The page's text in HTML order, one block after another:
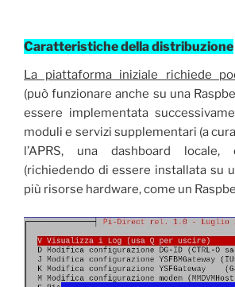
Caratteristiche della distribuzione
La piattaforma iniziale richiede
(può funzionare anche su una
essere implementata
moduli e servizi supplementari (a
l’APRS, una dashboard
(richiedendo di essere installata su
più risorse hardware, come un